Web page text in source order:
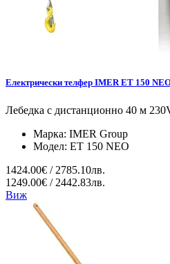
Електрически телфер IMER ET 150
Лебедка с дистанционно 40 м
Марка: IMER Group
Модел: ET 150 NEO
1424.00€ / 2785.10лв.
1249.00€ / 2442.83лв.
Виж